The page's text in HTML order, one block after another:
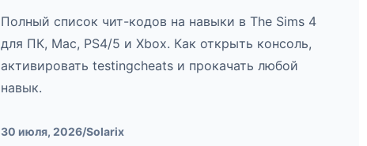
Полный список чит-кодов на навыки в The Sims 4
для ПК, Mac, PS4/5 и Xbox. Как открыть консоль,
активировать testingcheats и прокачать любой
навык.
30 июля, 2026/Solarix